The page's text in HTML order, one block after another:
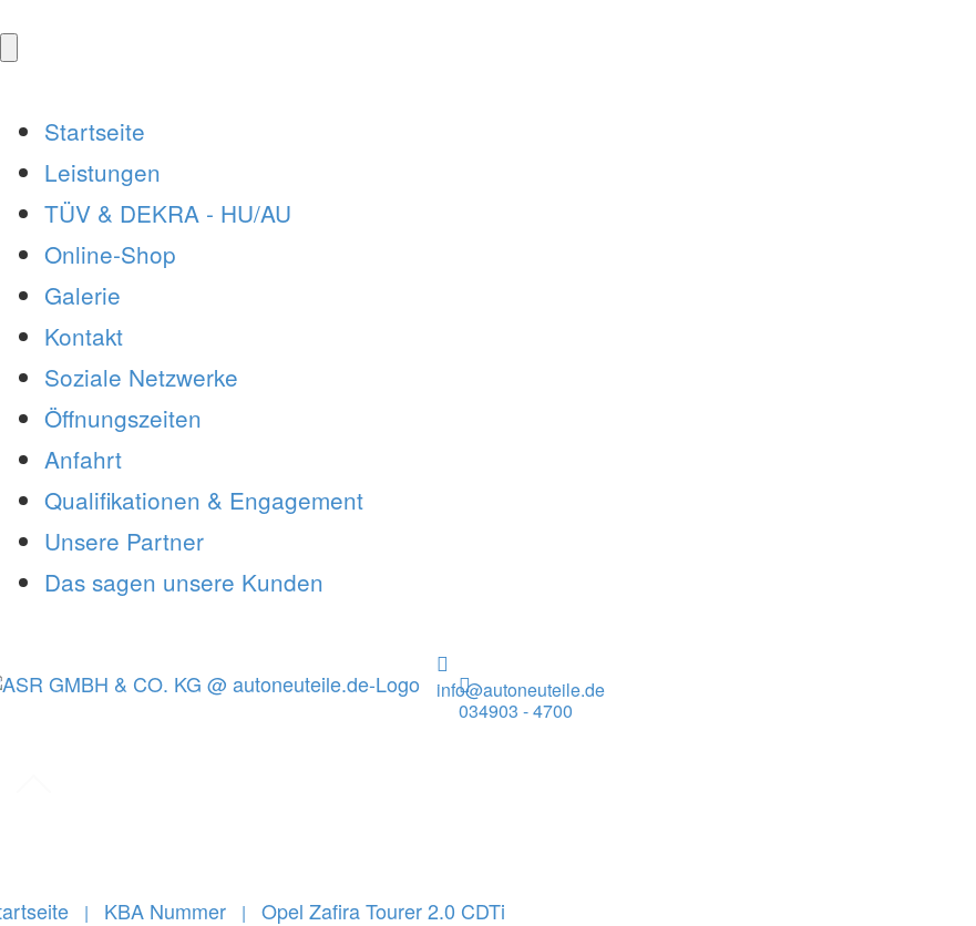
Startseite
Leistungen
TÜV & DEKRA - HU/AU
Online-Shop
Galerie
Kontakt
Soziale Netzwerke
Öffnungszeiten
Anfahrt
Qualifikationen & Engagement
Unsere Partner
Das sagen unsere Kunden
info@autoneuteile.de
034903 - 4700
| KBA Nummer | Opel Zafira Tourer 2.0 CDTi